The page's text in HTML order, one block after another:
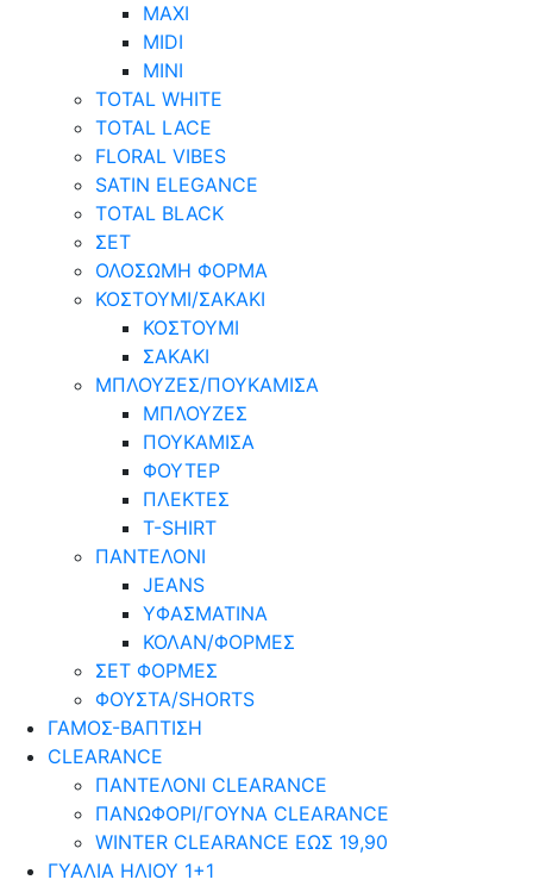
MAXI
MIDI
MINI
TOTAL WHITE
TOTAL LACE
FLORAL VIBES
SATIN ELEGANCE
TOTAL BLACK
ΣΕΤ
ΟΛΟΣΩΜΗ ΦΟΡΜΑ
ΚΟΣΤΟΥΜΙ/ΣΑΚΑΚΙ
ΚΟΣΤΟΥΜΙ
ΣΑΚΑΚΙ
ΜΠΛΟΥΖΕΣ/ΠΟΥΚΑΜΙΣΑ
ΜΠΛΟΥΖΕΣ
ΠΟΥΚΑΜΙΣΑ
ΦΟΥΤΕΡ
ΠΛΕΚΤΕΣ
T-SHIRT
ΠΑΝΤΕΛΟΝΙ
JEANS
ΥΦΑΣΜΑΤΙΝΑ
ΚΟΛΑΝ/ΦΟΡΜΕΣ
ΣΕΤ ΦΟΡΜΕΣ
ΦΟΥΣΤΑ/SHORTS
ΓΑΜΟΣ-ΒΑΠΤΙΣΗ
CLEARANCE
ΠΑΝΤΕΛΟΝΙ CLEARANCE
ΠΑΝΩΦΟΡΙ/ΓΟΥΝΑ CLEARANCE
WINTER CLEARANCE ΕΩΣ 19,90
ΓΥΑΛΙΑ ΗΛΙΟΥ 1+1